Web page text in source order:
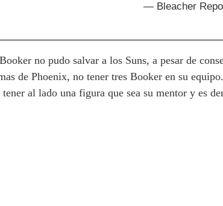
— Bleacher
no pudo salvar a los Suns, a pesar de
de Phoenix, no tener tres Booker en su
al lado una figura que sea su mentor y es